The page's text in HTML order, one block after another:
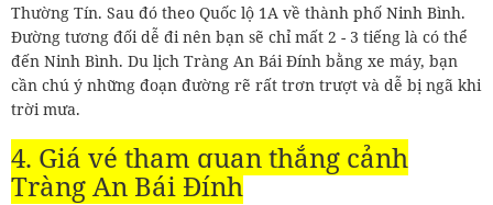
Thường Tín. Sau đó theo Quốc lộ 1A về thành phố Ninh Bình.
Đường tương đối dễ đi nên bạn sẽ chỉ mất 2 - 3 tiếng là có thể
đến Ninh Bình. Du lịch Tràng An Bái Đính bằng xe máy, bạn
cần chú ý những đoạn đường rẽ rất trơn trượt và dễ bị ngã khi
trời mưa.
4. Giá vé tham quan thắng cảnh
Tràng An Bái Đính